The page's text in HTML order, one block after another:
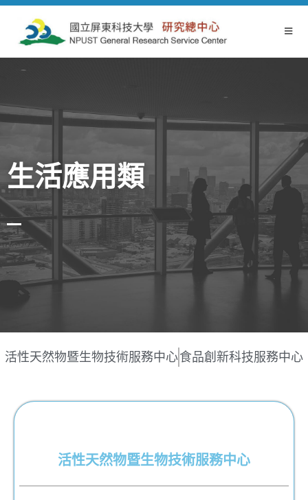
生活應用類
活性天然物暨生物技術服務中心食品創新科技服務中心
活性天然物暨生物技術服務中心